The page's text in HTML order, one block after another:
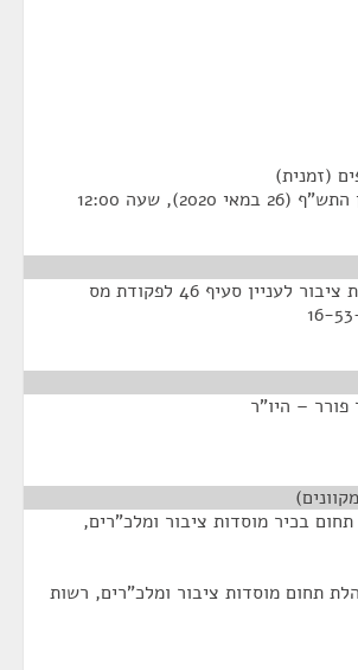
(זמנית)
שעה 12:00
הצעת אישור מוסדות ציבור לעניין סעיף 46 לפקודת מס
פורר – היו"ר
בכיר מוסדות ציבור ומלכ"רים,
תחום מוסדות ציבור ומלכ"רים, רשות